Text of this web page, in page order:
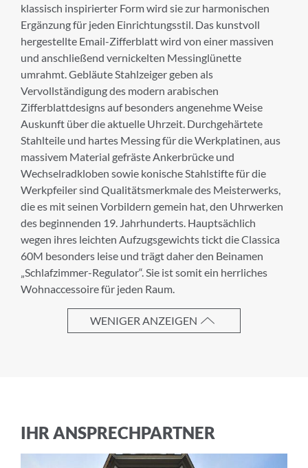
klassisch inspirierter Form wird sie zur harmonischen
Ergänzung für jeden Einrichtungsstil. Das kunstvoll
hergestellte Email-Zifferblatt wird von einer massiven
und anschließend vernickelten Messinglünette
umrahmt. Gebläute Stahlzeiger geben als
Vervollständigung des modern arabischen
Zifferblattdesigns auf besonders angenehme Weise
Auskunft über die aktuelle Uhrzeit. Durchgehärtete
Stahlteile und hartes Messing für die Werkplatinen, aus
massivem Material gefräste Ankerbrücke und
Wechselradkloben sowie konische Stahlstifte für die
Werkpfeiler sind Qualitätsmerkmale des Meisterwerks,
die es mit seinen Vorbildern gemein hat, den Uhrwerken
des beginnenden 19. Jahrhunderts. Hauptsächlich
wegen ihres leichten Aufzugsgewichts tickt die Classica
60M besonders leise und trägt daher den Beinamen
„Schlafzimmer-Regulator“. Sie ist somit ein herrliches
Wohnaccessoire für jeden Raum.
WENIGER ANZEIGEN
IHR ANSPRECHPARTNER
Melden Sie sich zu unserem Newsletter an.
Anrede
Vorname
E-Mail-Adresse
ABBRECHEN